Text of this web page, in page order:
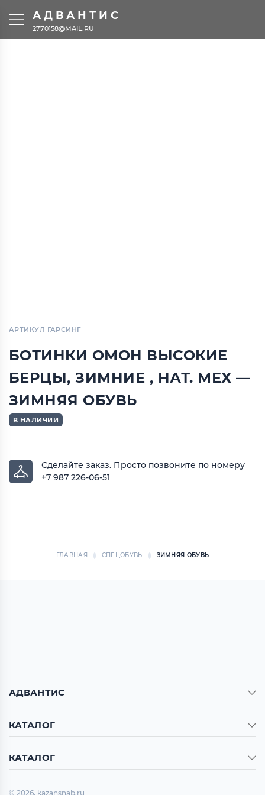
АДВАНТИС
2770158@MAIL.RU
АРТИКУЛ ГАРСИНГ
БОТИНКИ ОМОН ВЫСОКИЕ
БЕРЦЫ, ЗИМНИЕ , НАТ. МЕХ —
ЗИМНЯЯ ОБУВЬ
В НАЛИЧИИ
Сделайте заказ. Просто позвоните по номеру
+7 987 226-06-51
ГЛАВНАЯ СПЕЦОБУВЬ ЗИМНЯЯ ОБУВЬ
АДВАНТИС
КАТАЛОГ
КАТАЛОГ
© 2026, kazansnab.ru